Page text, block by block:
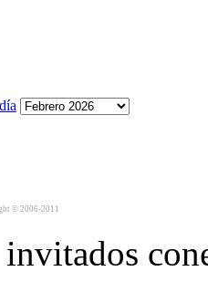
© 2006-2011